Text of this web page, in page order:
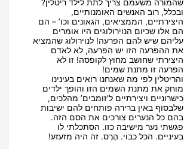
שהמורה משעמם צריך לתת לילד ריטלין?
ובכלל, רוב האנשים האומנותיים,
היצירתיים, הממציאים, הגאונים וכו’ – הם
הם אלו שכיום הנוירולוגים היו אומרים
עליהם שיש להם הפרעה! לנוירולוג שהמציא
את ההפרעה הזו יש הפרעה, לא לאדם
היצירתי שחושב מחוץ לקופסה! זו לא
הפרעה זו מתנת שמים!
והריטלין לפי מה שאנחנו רואים בעינינו
מוחק את מתנת השמים הזו והופך ילדים
כישרוניים ויצירתיים ל’זומבים’ מהלכים,
שלבסוף באין ברירה פותחים להם ישיבות
בהם כל הנערים צורכים את הסם הזה.
פגשתי נער מישיבה כזו. הסתכלתי לו
בעיניים. הכל כבוי. הֶרֶס. זה היה מזעזע!